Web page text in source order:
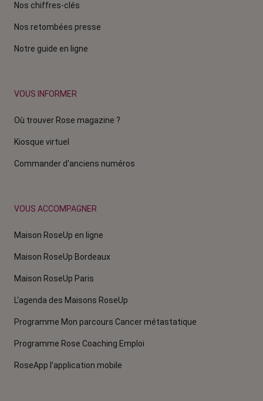
Nos chiffres-clés
Nos retombées presse
Notre guide en ligne
VOUS INFORMER
Où trouver Rose magazine ?
Kiosque virtuel
Commander d'anciens numéros
VOUS ACCOMPAGNER
Maison RoseUp en ligne
Maison RoseUp Bordeaux
Maison RoseUp Paris
L'agenda des Maisons RoseUp
Programme Mon parcours Cancer métastatique
Programme Rose Coaching Emploi
RoseApp l’application mobile